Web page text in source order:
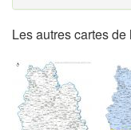
Les autres cartes